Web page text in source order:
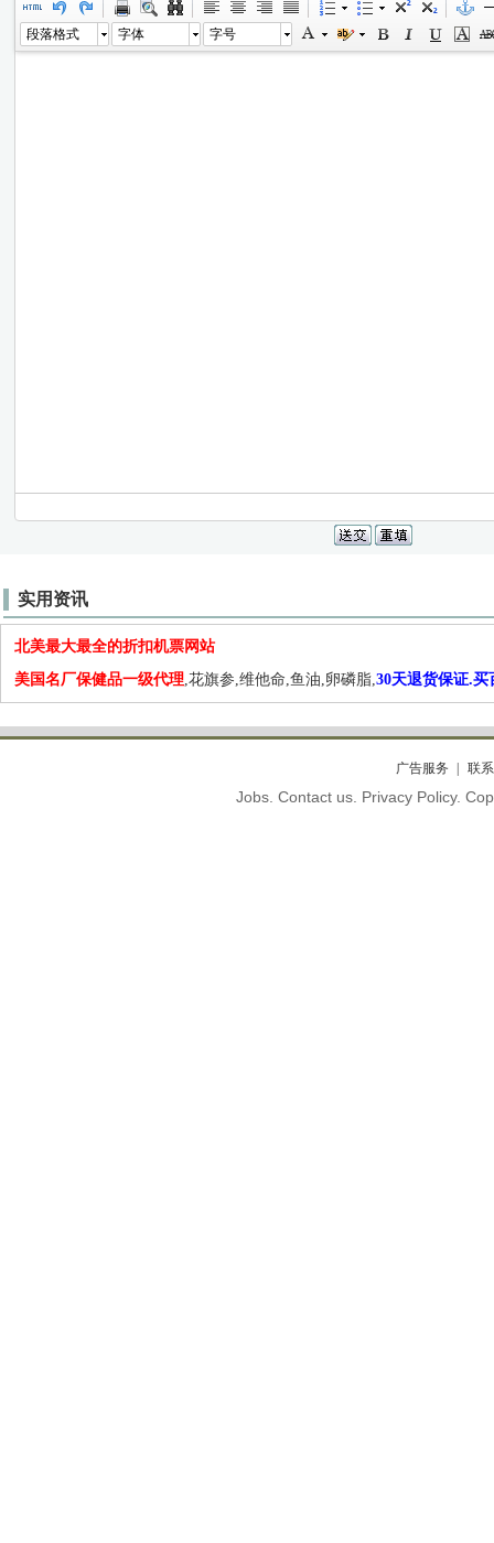
段落格式 字体 字号
实用资讯
北美最大最全的折扣机票网站
美国名厂保健品一级代理,花旗参,维他命,鱼油,卵磷脂,30天退货保证.买
广告服务 联
Jobs. Contact us. Privacy Policy.